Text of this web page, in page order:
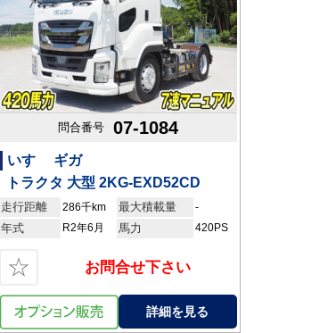
問合番号 07-1084
いすゞ ギガ
トラクタ 大型 2KG-EXD52CD
走行距離 286千km 最大積載量 -
年式 R2年6月 馬力 420PS
☆ お問合せ下さい
詳細を見る